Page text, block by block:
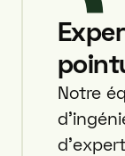
Notre